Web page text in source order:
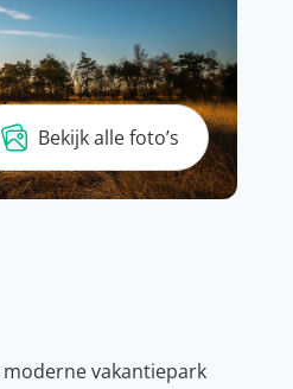
Bekijk alle foto’s
vakantiepark